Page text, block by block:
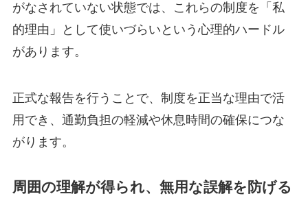
がなされていない状態では、これらの制度を「私
的理由」として使いづらいという心理的ハードル
があります。
正式な報告を行うことで、制度を正当な理由で活
用でき、通勤負担の軽減や休息時間の確保につな
がります。
周囲の理解が得られ、無用な誤解を防げる